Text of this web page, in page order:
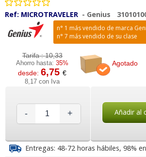
Ref: MICROTRAVELER - Genius
n° 1 más vendido de marca
n° 7 más vendido de su clase
Tarifa :10,33
Ahorro hasta:35%
desde:6,75€
8,17 con Iva
Agotado
- + Añadir al
Entregas: 48-72 horas hábiles, 98%